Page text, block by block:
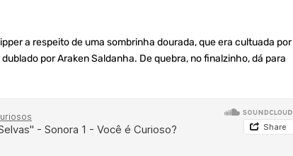
a respeito de uma sombrinha dourada, que era cultuada por
por Araken Saldanha. De quebra, no finalzinho, dá para